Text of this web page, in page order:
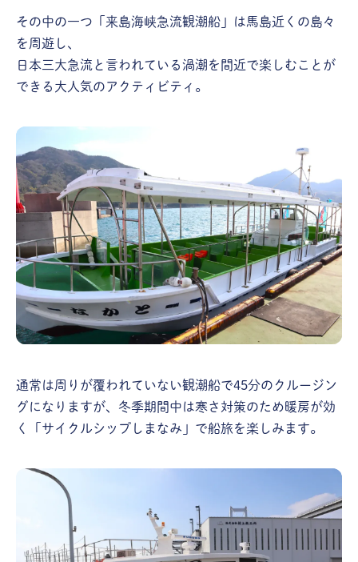
その中の一つ「来島海峡急流観潮船」は馬島近くの島々
を周遊し、
日本三大急流と言われている渦潮を間近で楽しむことが
できる大人気のアクティビティ。
通常は周りが覆われていない観潮船で45分のクルージン
グになりますが、冬季期間中は寒さ対策のため暖房が効
く「サイクルシップしまなみ」で船旅を楽しみます。